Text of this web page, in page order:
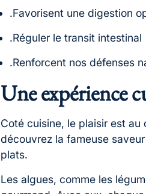
.Favorisent une digestion
.Réguler le transit intestinal
.Renforcent nos défenses
Une expérience
Coté cuisine, le plaisir est
découvrez la fameuse
plats.
Les algues, comme les